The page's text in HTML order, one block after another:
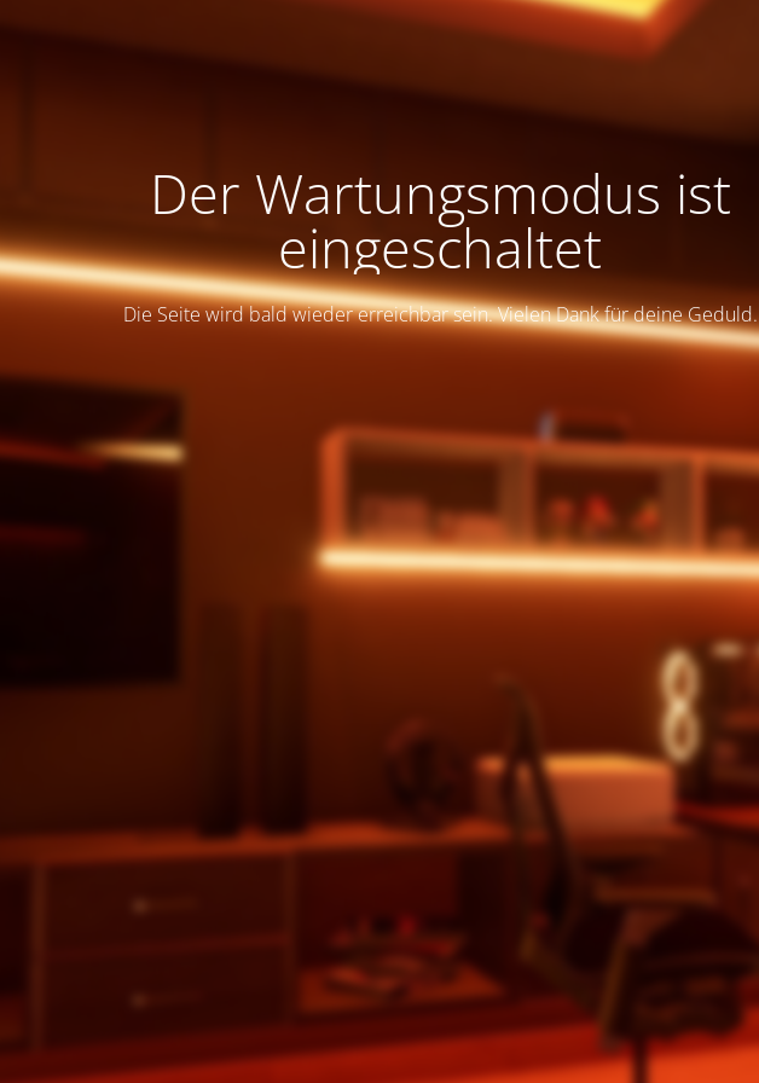
Der Wartungsmodus ist
eingeschaltet
Die Seite wird bald wieder erreichbar sein. Vielen Dank für deine Geduld.